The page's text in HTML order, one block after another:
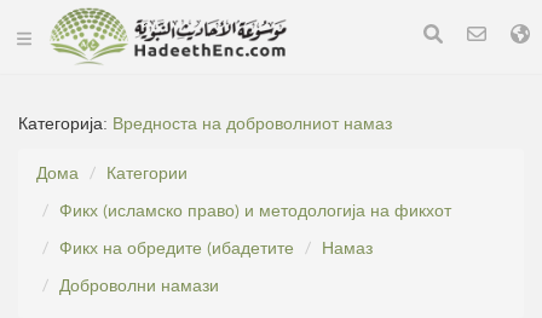
Категорија: Вредноста на доброволниот намаз
Дома
Категории
Фикх (исламско право) и методологија на фикхот
Фикх на обредите (ибадетите
Намаз
Доброволни намази